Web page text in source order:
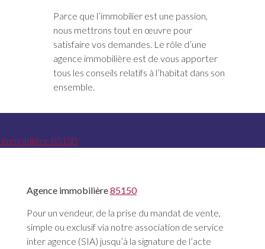
Parce que l’immobilier est une passion,
nous mettrons tout en œuvre pour
satisfaire vos demandes. Le rôle d’une
agence immobilière est de vous apporter
tous les conseils relatifs à l’habitat dans son
ensemble.
Agence immobilière85150
Pour un vendeur, de la prise du mandat de vente,
simple ou exclusif via notre association de service
inter agence (SIA) jusqu’à la signature de l’acte